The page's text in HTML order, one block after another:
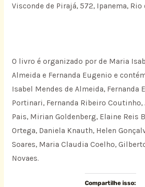
Visconde de Pirajá, 572, Ipanema, Rio
O livro é organizado por de Maria
Almeida e Fernanda Eugenio e
Isabel Mendes de Almeida, Fernanda
Portinari, Fernanda Ribeiro Coutinho,
Pais, Mirian Goldenberg, Elaine Reis
Ortega, Daniela Knauth, Helen
Soares, Maria Claudia Coelho,
Novaes.
Compartilhe isso: